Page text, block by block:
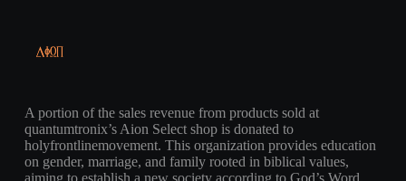
A portion of the sales revenue from products sold at
quantumtronix’s Aion Select shop is donated to
holyfrontlinemovement. This organization provides education
on gender, marriage, and family rooted in biblical values,